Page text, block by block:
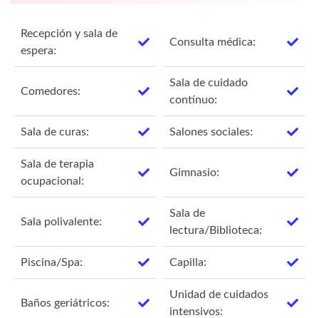
Recepción y sala de
espera:
Consulta médica:
Comedores:
Sala de cuidado
contínuo:
Sala de curas: Salones sociales:
Sala de terapia
ocupacional:
Gimnasio:
Sala polivalente:
Sala de
lectura/Biblioteca:
Piscina/Spa: Capilla:
Baños geriátricos:
Unidad de cuidados
intensivos: